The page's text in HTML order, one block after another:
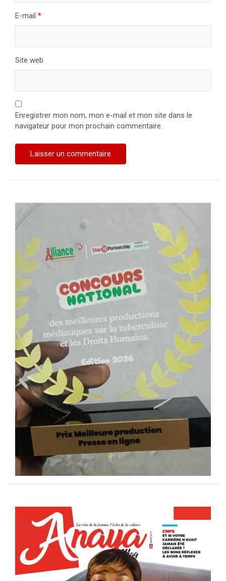
E-mail *
Site web
Enregistrer mon nom, mon e-mail et mon site dans le
navigateur pour mon prochain commentaire.